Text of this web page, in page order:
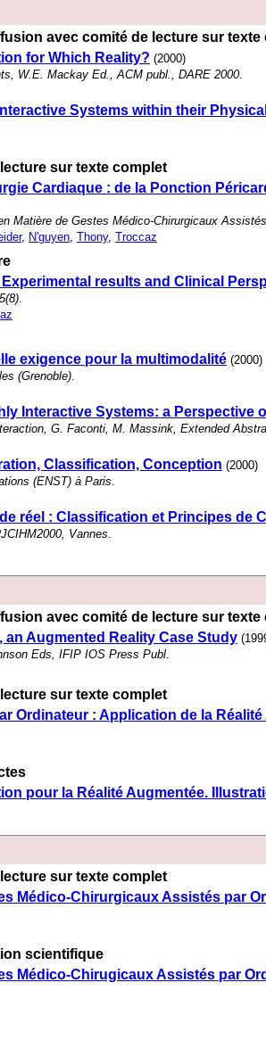
avec comité de lecture sur texte
for Which Reality? (2000)
W.E. Mackay Ed., ACM publ., DARE 2000.
Systems within their
sur texte complet
Cardiaque : de la Ponction
Matière de Gestes Médico-Chirurgicaux
, N'guyen, Thony, Troccaz
results and Clinical
.
exigence pour la multimodalité (2000)
(Grenoble).
Interactive Systems: a Perspective
G. Faconti, M. Massink, Extended
Classification, Conception (2000)
(ENST) à Paris.
réel : Classification et Principes de
Vannes.
avec comité de lecture sur texte
Augmented Reality Case Study
Eds, IFIP IOS Press Publ.
sur texte complet
Ordinateur : Application de la Réalité
pour la Réalité Augmentée.
sur texte complet
Médico-Chirurgicaux Assistés par
scientifique
Médico-Chirugicaux Assistés par